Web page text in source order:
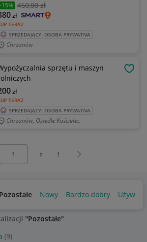
-15% 450,00 zł
TERAZ
zł
SPRZEDAJĄCY: OSOBA PRYWATNA
Chrzanów
sprzętu i maszyn
TERAZ
zł
SPRZEDAJĄCY: OSOBA PRYWATNA
Chrzanów, Osiedle Kościelec
z 1 Następna strona
Nowy Bardzo dobry Używany
"Pozostałe"
(9)